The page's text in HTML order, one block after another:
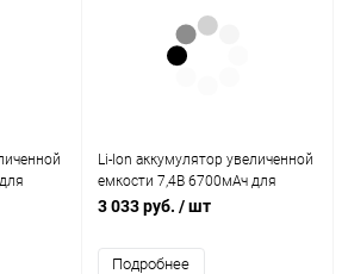
JBL
Li-Ion аккумулятор увеличенной
емкости 7,4В 6700мАч для
портативной аудио-колонки JBL
3 033 руб. / шт
Подробнее